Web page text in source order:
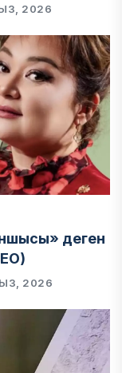
2026
деген
2026